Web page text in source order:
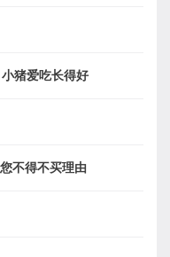
猪爱吃长得好
不得不买理由